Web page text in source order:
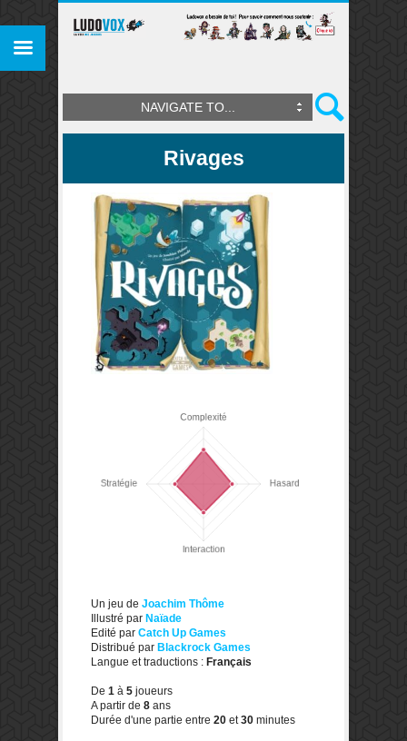
NAVIGATE TO...
Rivages
Un jeu de Joachim Thôme
Illustré par Naïade
Edité par Catch Up Games
Distribué par Blackrock Games
Langue et traductions : Français
De 1 à 5 joueurs
A partir de 8 ans
Durée d'une partie entre 20 et30 minutes